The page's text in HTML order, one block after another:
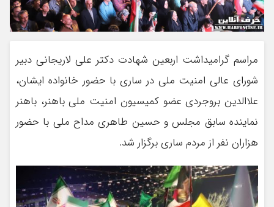
مراسم گرامیداشت اربعین شهادت دکتر علی لاریجانی دبیر
شورای عالی امنیت ملی در ساری با حضور خانواده ایشان،
علاالدین بروجردی عضو کمیسیون امنیت ملی باهنر، باهنر
نماینده سابق مجلس و حسین طاهری مداح ملی با حضور
هزاران نفر از مردم ساری برگزار شد.